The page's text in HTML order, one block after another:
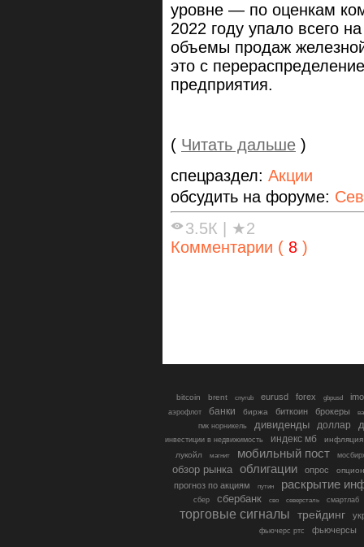
уровне — по оценкам
2022 году упало всего
объемы продаж
это с
предприятия.
( Читать дальше )
спецраздел: Акции
обсудить на форуме:
3.5К
★2
Комментарии ( 8 )
bitcoin brent cnyrub eurusd forex gbpusd
аэрофлот банки биржа биткоин брокеры
гмк норникель
дивиденды доллар
инвестиции в недвижимость индекс мб
инфляция
лукойл
магнит мобильный пост
обзор рынка облигации опрос
прогноз по акциям путин раскрытие
сбер сбербанк сво северсталь смартлаб
торговые сигналы трейдинг
фьючерс ртс фьючерсы